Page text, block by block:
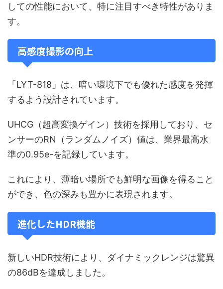
しての性能において、特に注目すべき特性がありま
す。
高感度撮影の向上
「LYT-818」は、暗い環境下でも優れた感度を発揮
するよう設計されています。
UHCG（超高変換ゲイン）技術を採用しており、セ
ンサーのRN（ランダムノイズ）値は、業界最高水
準の0.95e-を記録しています。
これにより、薄暗い場所でも鮮明な画像を得ること
ができ、色の深みも豊かに表現されます。
進化したHDR機能
新しいHDR技術により、ダイナミックレンジは驚異
の86dBを達成しました。